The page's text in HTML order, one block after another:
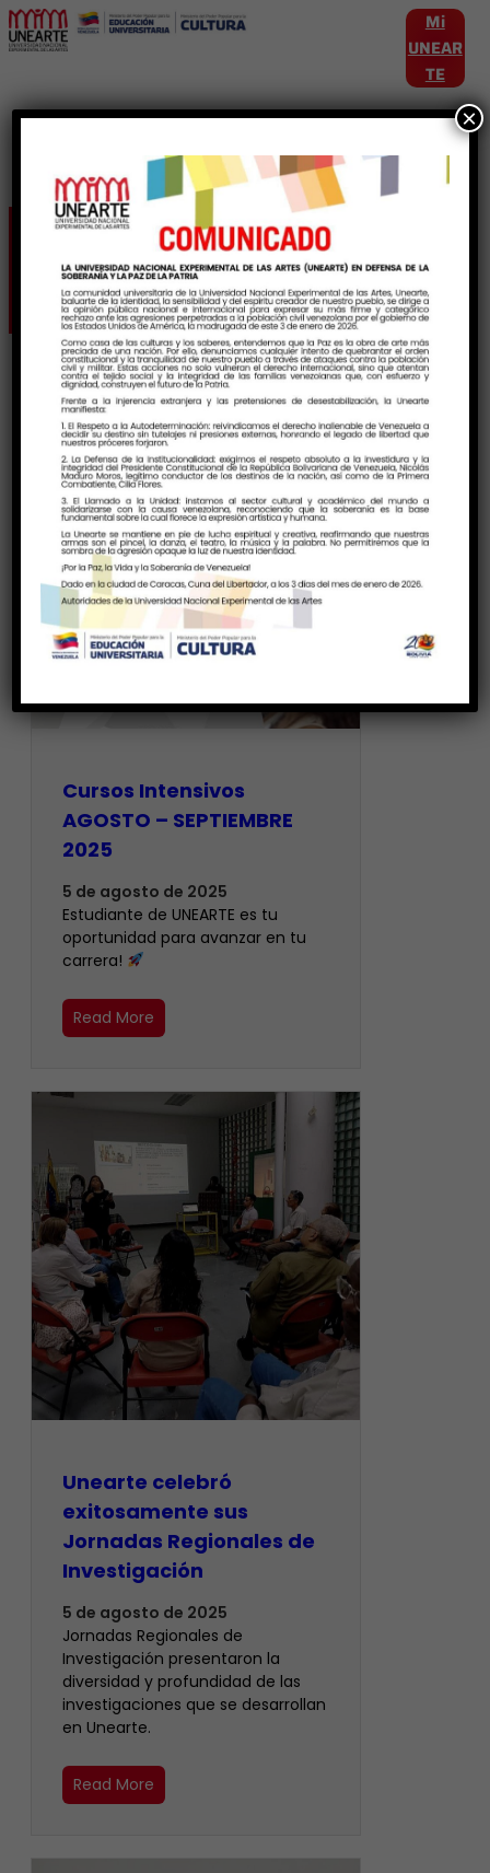
Mi
UNEAR
TE
Etiqueta:HistoriayCultura
Cursos Intensivos
AGOSTO – SEPTIEMBRE
2025
5 de agosto de 2025
Estudiante de UNEARTE es tu
oportunidad para avanzar en tu
carrera!
Read More
Unearte celebró
exitosamente sus
Jornadas Regionales de
Investigación
5 de agosto de 2025
Jornadas Regionales de
Investigación presentaron la
diversidad y profundidad de las
investigaciones que se desarrollan
en Unearte.
Read More
×